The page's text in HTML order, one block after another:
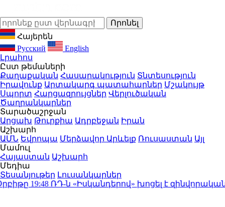
Հայերեն
Русский
English
Լրահոս
Ըստ թեմաների
Քաղաքական Հասարակություն Տնտեսություն
Իրավունք Արտակարգ պատահարներ Մշակույթ
Սպորտ Հարցազրույցներ Վերլուծական
Ծաղրանկարներ
Տարածաշրջան
Արցախ Թուրքիա Ադրբեջան Իրան
Աշխարհ
ԱՄՆ Եվրոպա Մերձավոր Արևելք Ռուսաստան Այլ
Մամուլ
Հայաստան Աշխարհ
Մեդիա
Տեսանյութեր Լուսանկարներ
19:48ՌԴ-ն «Իսկանդերով» խոցել է զինվորական